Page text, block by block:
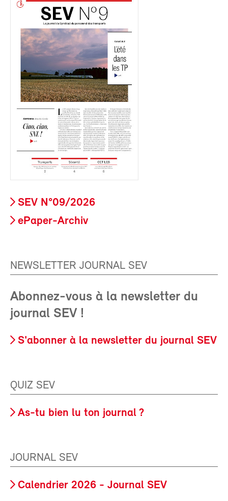
SEV N°09/2026
ePaper-Archiv
NEWSLETTER JOURNAL SEV
Abonnez-vous à la newsletter du
journal SEV !
S'abonner à la newsletter du journal SEV
QUIZ SEV
As-tu bien lu ton journal ?
JOURNAL SEV
Calendrier 2026 - Journal SEV